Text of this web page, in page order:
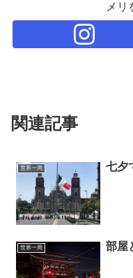
メリ
関連記事
世界一周 七夕
世界一周 部屋